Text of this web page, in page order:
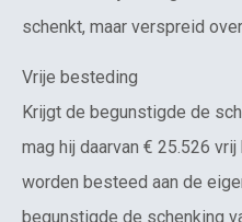
schenkt, maar verspreid
Vrije besteding
Krijgt de begunstigde de
mag hij daarvan € 25.526
worden besteed aan de
begunstigde de schenking